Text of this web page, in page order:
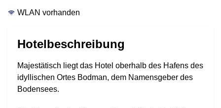
WLAN vorhanden
Hotelbeschreibung
Majestätisch liegt das Hotel oberhalb des Hafens des
idyllischen Ortes Bodman, dem Namensgeber des
Bodensees.